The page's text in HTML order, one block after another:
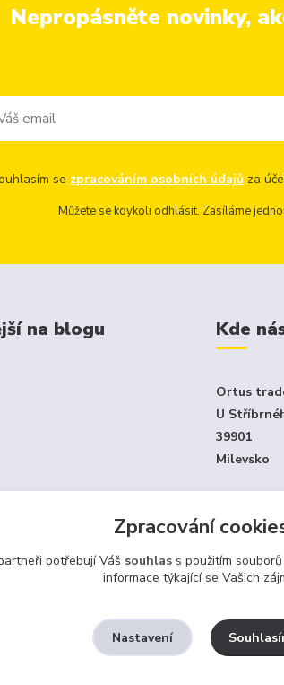
Nepropásněte novinky,
se zpracováním osobních údajůza
Můžete se kdykoli odhlásit. Zasíláme
na blogu Kde
Ortus
U
39901
Milevsko
Jen e-
Zpracování
potřebují Váš souhlass použitím
informace týkající se Vašich
Nastavení